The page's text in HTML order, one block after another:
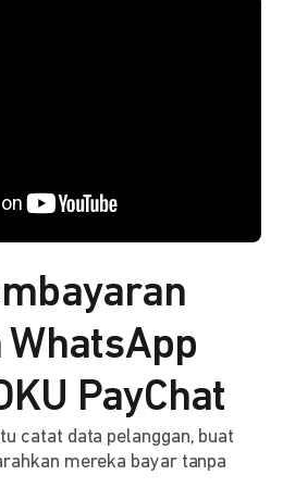
WhatsApp
PayChat
catat data pelanggan, buat
mereka bayar tanpa